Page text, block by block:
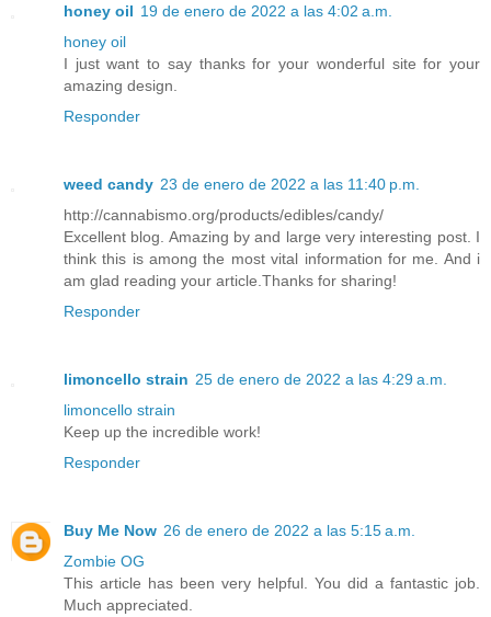
honey oil 19 de enero de 2022 a las 4:02 a.m.
honey oil
I just want to say thanks for your wonderful site for your
amazing design.
Responder
weed candy 23 de enero de 2022 a las 11:40 p.m.
http://cannabismo.org/products/edibles/candy/
Excellent blog. Amazing by and large very interesting post. I
think this is among the most vital information for me. And i
am glad reading your article.Thanks for sharing!
Responder
limoncello strain 25 de enero de 2022 a las 4:29 a.m.
limoncello strain
Keep up the incredible work!
Responder
Buy Me Now 26 de enero de 2022 a las 5:15 a.m.
Zombie OG
This article has been very helpful. You did a fantastic job.
Much appreciated.